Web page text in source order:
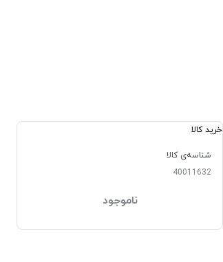
خرید کالا
شناسه‌ی کالا
40011632
ناموجود